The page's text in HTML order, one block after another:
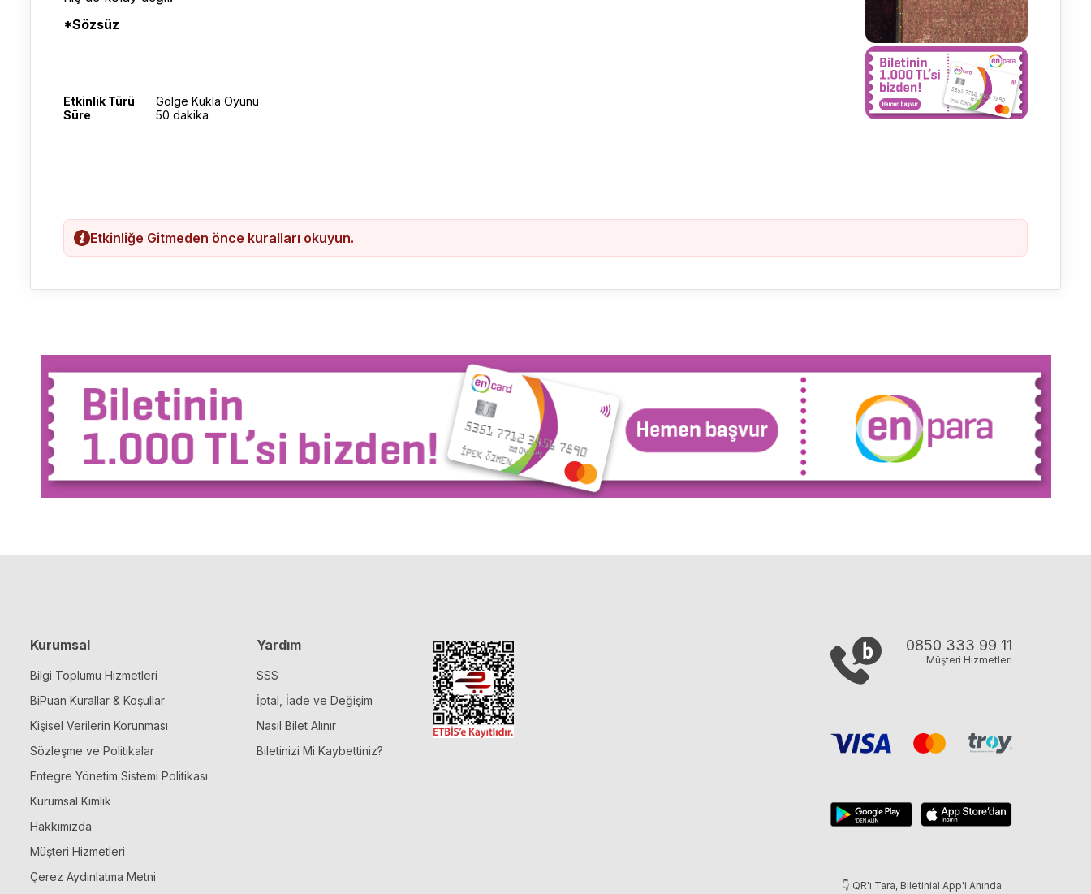
*Sözsüz
Etkinlik Türü
Gölge Kukla Oyunu
Süre
50 dakika
Etkinliğe Gitmeden önce kuralları okuyun.
Kurumsal
Bilgi Toplumu Hizmetleri
BiPuan Kurallar & Koşullar
Kişisel Verilerin Korunması
Sözleşme ve Politikalar
Entegre Yönetim Sistemi Politikası
Kurumsal Kimlik
Hakkımızda
Müşteri Hizmetleri
Çerez Aydınlatma Metni
Yardım
SSS
İptal, İade ve Değişim
Nasıl Bilet Alınır
Biletinizi Mi Kaybettiniz?
0850 333 99 11
Müşteri Hizmetleri
👇 QR'ı Tara, Biletinial App'i Anında